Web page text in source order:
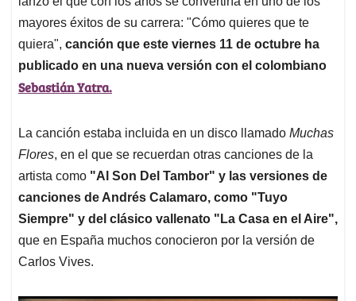
p
k
n
mayores éxitos de su carrera: "Cómo quieres que te
quiera", canción que este viernes 11 de octubre ha
publicado en una nueva versión con el colombiano
Sebastián Yatra.
La canción estaba incluida en un disco llamado Muchas
Flores, en el que se recuerdan otras canciones de la
artista como "Al Son Del Tambor" y las versiones de
canciones de Andrés Calamaro, como "Tuyo
Siempre" y del clásico vallenato "La Casa en el Aire",
que en España muchos conocieron por la versión de
Carlos Vives.